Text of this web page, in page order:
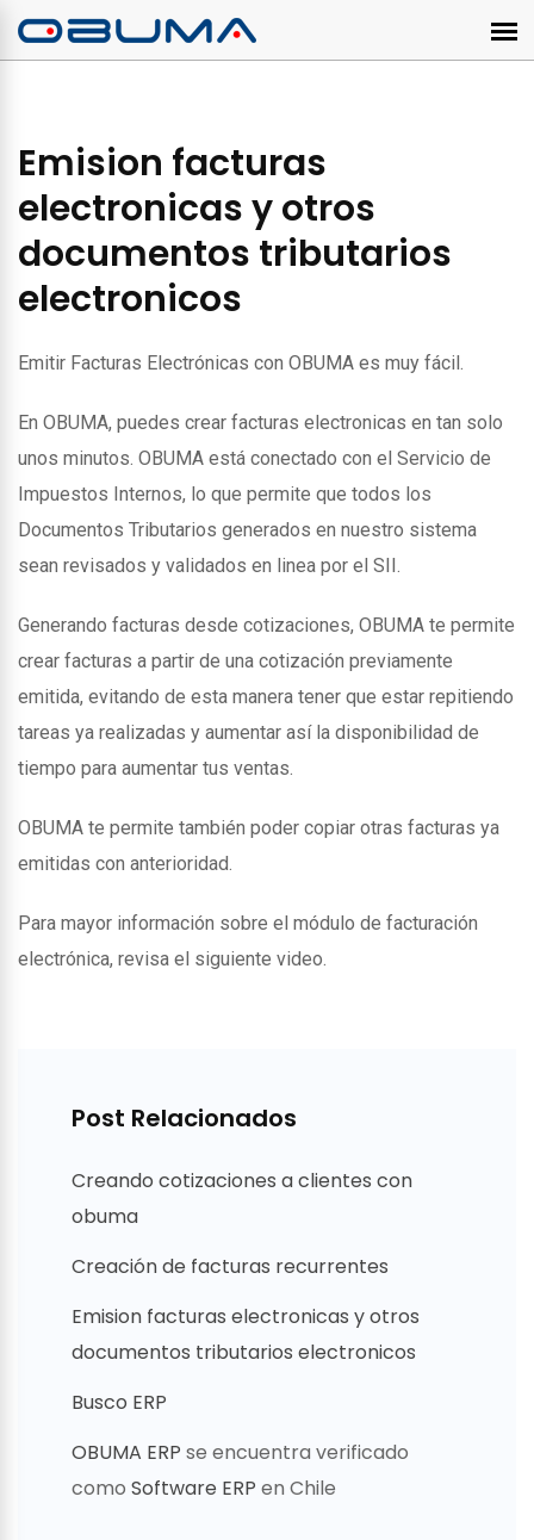
Emision facturas
electronicas y otros
documentos tributarios
electronicos
Emitir Facturas Electrónicas con OBUMA es muy fácil.
En OBUMA, puedes crear facturas electronicas en tan solo
unos minutos. OBUMA está conectado con el Servicio de
Impuestos Internos, lo que permite que todos los
Documentos Tributarios generados en nuestro sistema
sean revisados y validados en linea por el SII.
Generando facturas desde cotizaciones, OBUMA te permite
crear facturas a partir de una cotización previamente
emitida, evitando de esta manera tener que estar repitiendo
tareas ya realizadas y aumentar así la disponibilidad de
tiempo para aumentar tus ventas.
OBUMA te permite también poder copiar otras facturas ya
emitidas con anterioridad.
Para mayor información sobre el módulo de facturación
electrónica, revisa el siguiente video.
Post Relacionados
Creando cotizaciones a clientes con
obuma
Creación de facturas recurrentes
Emision facturas electronicas y otros
documentos tributarios electronicos
Busco ERP
OBUMA ERP se encuentra verificado
como Software ERP en Chile